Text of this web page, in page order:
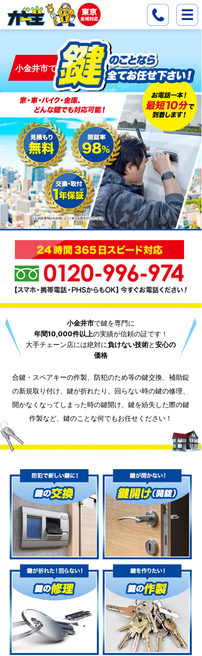
小金井市で
小金井市で鍵を専門に
年間10,000件以上の実績が信頼の証です！
大手チェーン店には絶対に負けない技術と安心の
価格
合鍵・スペアキーの作製、防犯のため等の鍵交換、補助錠
の新規取り付け、鍵が折れたり、回らない時の鍵の修理、
開かなくなってしまった時の鍵開け、鍵を紛失した際の鍵
作製など、鍵のことな何でもお任せください！